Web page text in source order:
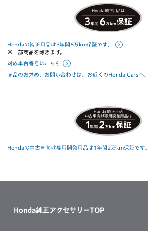
Hondaの純正用品は3年間6万km保証です。
※一部商品を除きます。
対応車台番号はこちら
商品のお求め、お問い合わせは、お近くのHonda Carsへ。
Hondaの中古車向け専用開発用品は1年間2万km保証です。
Honda純正アクセサリーTOP